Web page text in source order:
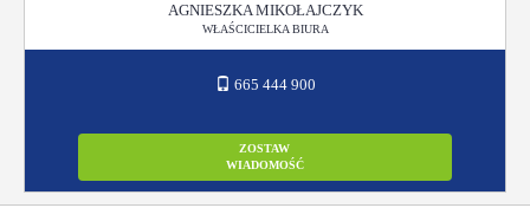
AGNIESZKA MIKOŁAJCZYK
WŁAŚCICIELKA BIURA
665 444 900
ZOSTAW
WIADOMOŚĆ